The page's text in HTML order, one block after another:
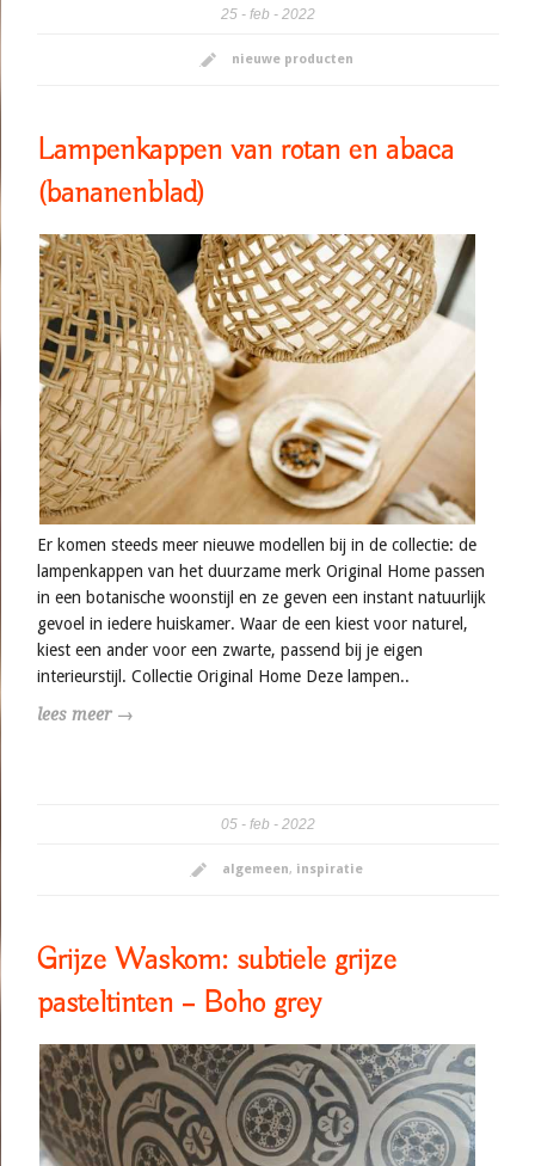
25 feb 2022
nieuwe producten
Lampenkappen van rotan en abaca
(bananenblad)
Er komen steeds meer nieuwe modellen bij in de collectie: de
lampenkappen van het duurzame merk Original Home passen
in een botanische woonstijl en ze geven een instant natuurlijk
gevoel in iedere huiskamer. Waar de een kiest voor naturel,
kiest een ander voor een zwarte, passend bij je eigen
interieurstijl. Collectie Original Home Deze lampen..
lees meer →
05 feb 2022
algemeen, inspiratie
Grijze Waskom: subtiele grijze
pasteltinten – Boho grey